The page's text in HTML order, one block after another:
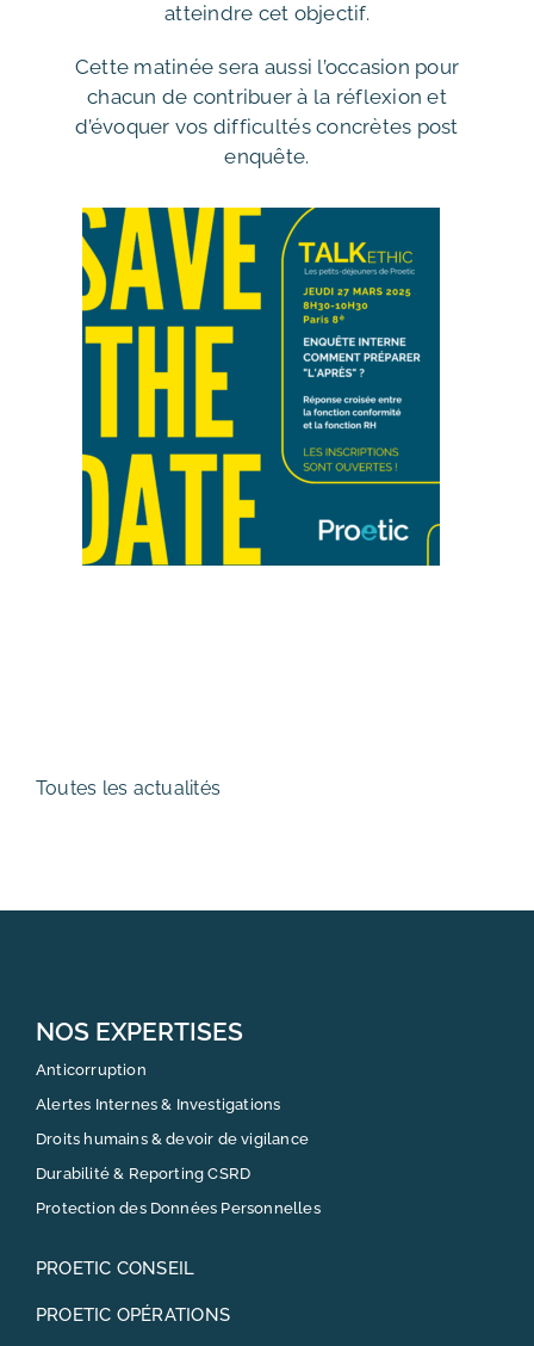
atteindre cet objectif.
Cette matinée sera aussi l’occasion pour
chacun de contribuer à la réflexion et
d’évoquer vos difficultés concrètes post
enquête.
Toutes les actualités
NOS EXPERTISES
Anticorruption
Alertes Internes & Investigations
Droits humains & devoir de vigilance
Durabilité & Reporting CSRD
Protection des Données Personnelles
PROETIC CONSEIL
PROETIC OPÉRATIONS